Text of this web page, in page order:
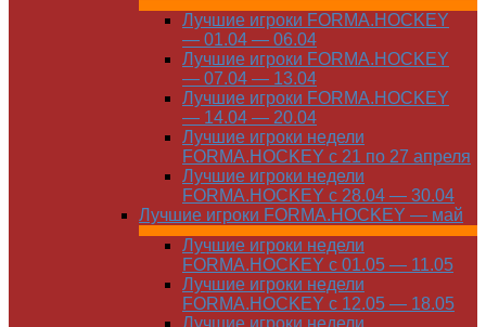
Лучшие игроки FORMA.HOCKEY
— 01.04 — 06.04
Лучшие игроки FORMA.HOCKEY
— 07.04 — 13.04
Лучшие игроки FORMA.HOCKEY
— 14.04 — 20.04
Лучшие игроки недели
FORMA.HOCKEY с 21 по 27 апреля
Лучшие игроки недели
FORMA.HOCKEY с 28.04 — 30.04
Лучшие игроки FORMA.HOCKEY — май
Лучшие игроки недели
FORMA.HOCKEY с 01.05 — 11.05
Лучшие игроки недели
FORMA.HOCKEY с 12.05 — 18.05
Лучшие игроки недели